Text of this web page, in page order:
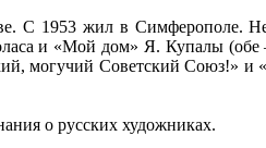
1953 жил в Симферополе.
и «Мой дом» Я. Купалы
могучий Советский
о русских художниках.